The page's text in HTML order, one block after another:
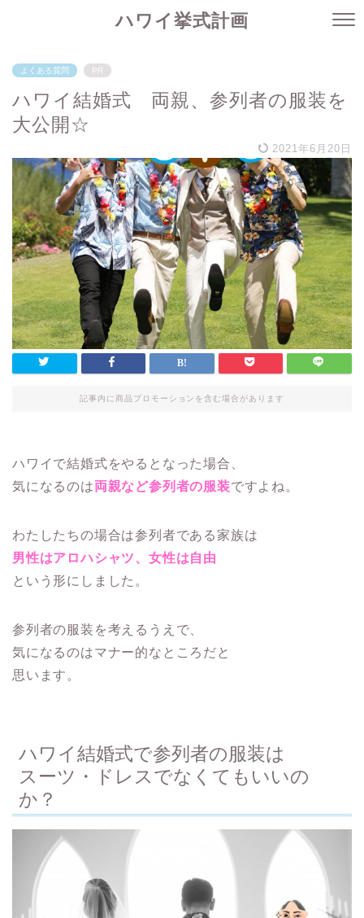
ハワイ挙式計画
よくある質問 PR
ハワイ結婚式 両親、参列者の服装を
大公開☆
2021年6月20日
記事内に商品プロモーションを含む場合があります
ハワイで結婚式をやるとなった場合、
気になるのは両親など参列者の服装ですよね。
わたしたちの場合は参列者である家族は
男性はアロハシャツ、女性は自由
という形にしました。
参列者の服装を考えるうえで、
気になるのはマナー的なところだと
思います。
ハワイ結婚式で参列者の服装は
スーツ・ドレスでなくてもいいの
か？